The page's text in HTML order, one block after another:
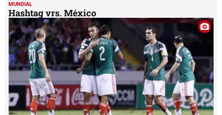
MUNDIAL
Hashtag vrs. México